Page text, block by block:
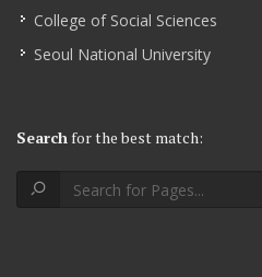
College of Social Sciences
Seoul National University
Searchfor the best match: